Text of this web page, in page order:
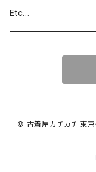
Etc...
© 古着屋カチカチ 東